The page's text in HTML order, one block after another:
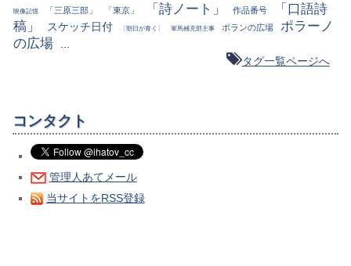
映像記憶 「三原三部」 「東京」 「詩ノート」 作品番号
「口語詩
稿」
スケッチ日付 〔朝日が青く〕 軍馬補充部主事 ポランの広場
ポラーノ
の広場
タグ一覧ページへ
コンタクト
管理人あてメール
当サイトをRSS登録